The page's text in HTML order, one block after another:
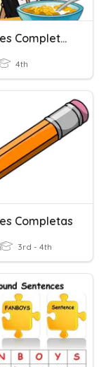
Oraciones Completas, Plurales Y Mayusculas
4th
Completas
3rd - 4th